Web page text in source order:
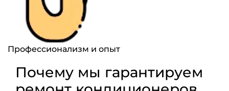
Профессионализм и опыт
Почему мы гарантируем